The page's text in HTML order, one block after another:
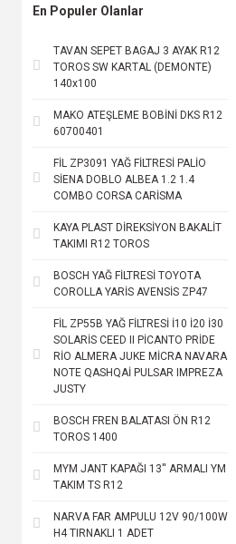
En Populer Olanlar
TAVAN SEPET BAGAJ 3 AYAK R12
TOROS SW KARTAL (DEMONTE)
140x100
MAKO ATEŞLEME BOBİNİ DKS R12
60700401
FİL ZP3091 YAĞ FİLTRESİ PALİO
SİENA DOBLO ALBEA 1.2 1.4
COMBO CORSA CARİSMA
KAYA PLAST DİREKSİYON BAKALİT
TAKIMI R12 TOROS
BOSCH YAĞ FİLTRESİ TOYOTA
COROLLA YARİS AVENSİS ZP47
FİL ZP55B YAĞ FİLTRESİ İ10 İ20 İ30
SOLARİS CEED II PİCANTO PRİDE
RİO ALMERA JUKE MİCRA NAVARA
NOTE QASHQAİ PULSAR IMPREZA
JUSTY
BOSCH FREN BALATASI ÖN R12
TOROS 1400
MYM JANT KAPAĞI 13'' ARMALI YM
TAKIM TS R12
NARVA FAR AMPULU 12V 90/100W
H4 TIRNAKLI 1 ADET